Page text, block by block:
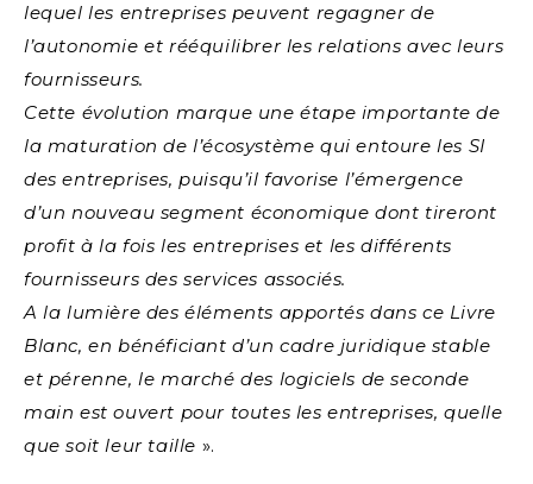
lequel les entreprises peuvent regagner de
l’autonomie et rééquilibrer les relations avec leurs
fournisseurs.
Cette évolution marque une étape importante de
la maturation de l’écosystème qui entoure les SI
des entreprises, puisqu’il favorise l’émergence
d’un nouveau segment économique dont tireront
profit à la fois les entreprises et les différents
fournisseurs des services associés.
A la lumière des éléments apportés dans ce Livre
Blanc, en bénéficiant d’un cadre juridique stable
et pérenne, le marché des logiciels de seconde
main est ouvert pour toutes les entreprises, quelle
que soit leur taille ».